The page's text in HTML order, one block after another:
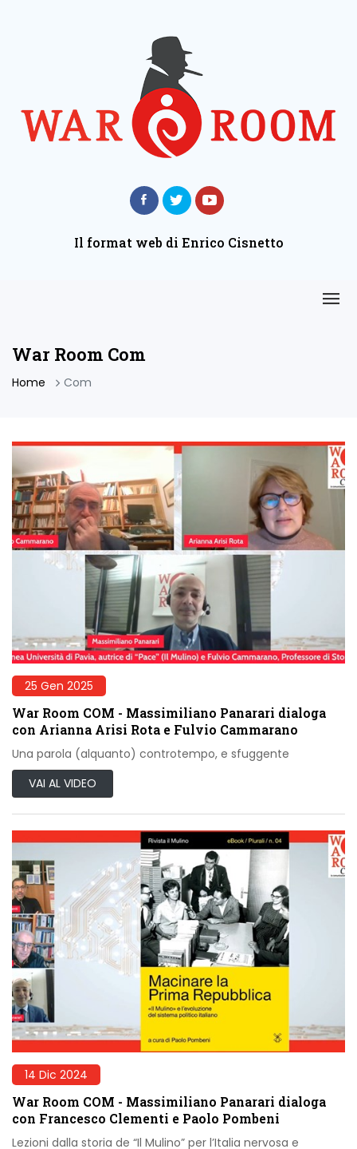
Il format web di Enrico Cisnetto
War Room Com
Home Com
25 Gen 2025
War Room COM - Massimiliano Panarari dialoga
con Arianna Arisi Rota e Fulvio Cammarano
Una parola (alquanto) controtempo, e sfuggente
VAI AL VIDEO
14 Dic 2024
War Room COM - Massimiliano Panarari dialoga
con Francesco Clementi e Paolo Pombeni
Lezioni dalla storia de “Il Mulino” per l’Italia nervosa e